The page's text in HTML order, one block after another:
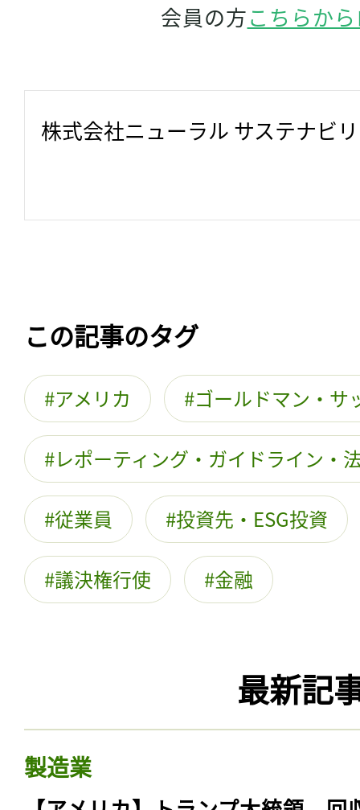
会員の方こちらか
株式会社ニューラル サステナビ
この記事のタグ
アメリカ ゴールドマン・サ
レポーティング・ガイドライン・
従業員 投資先・ESG投資
議決権行使 金融
最新記
製造業